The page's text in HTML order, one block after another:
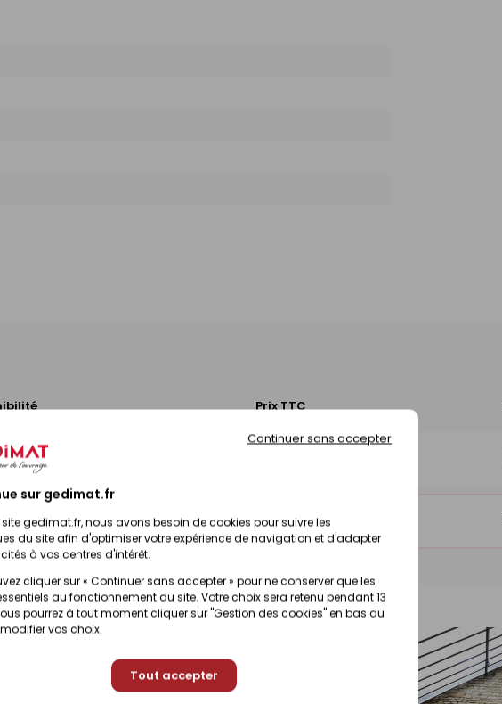
sur gedimat.fr
site gedimat.fr, nous avons besoin de cookies pour suivre les
du site afin d'optimiser votre expérience de navigation et d'adapter
à vos centres d'intérêt.
cliquer sur « Continuer sans accepter » pour ne conserver que les
au fonctionnement du site. Votre choix sera retenu pendant 13
pourrez à tout moment cliquer sur "Gestion des cookies" en bas du
vos choix.
Tout accepter
Continuer sans accepter
Prix TTC
selon magasin
sous 10 jours (contactez votre magasin)